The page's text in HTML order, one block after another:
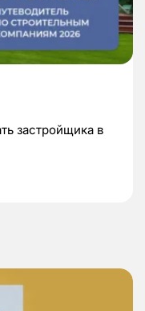
застройщика в